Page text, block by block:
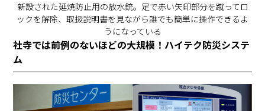
新設された延焼防止用の放水銃。足で赤い矢印部分を蹴ってロ
ックを解除、取扱説明書を見ながら誰でも簡単に操作できるよ
うになっている
社寺では前例のないほどの大規模！ハイテク防災システ
ム